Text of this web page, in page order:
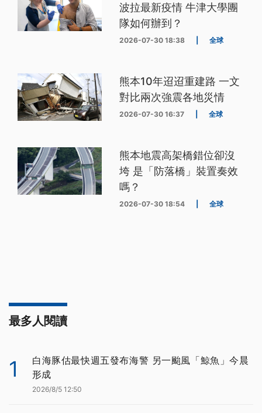
波拉最新疫情 牛津大學團
隊如何辦到？
2026-07-30 18:38 全球
熊本10年迢迢重建路 一文
對比兩次強震各地災情
2026-07-30 16:37 全球
熊本地震高架橋錯位卻沒
垮 是「防落橋」裝置奏效
嗎？
2026-07-30 18:54 全球
最多人閱讀
1
白海豚估最快週五發布海警 另一颱風「鯨魚」今晨
形成
2026/8/5 12:50